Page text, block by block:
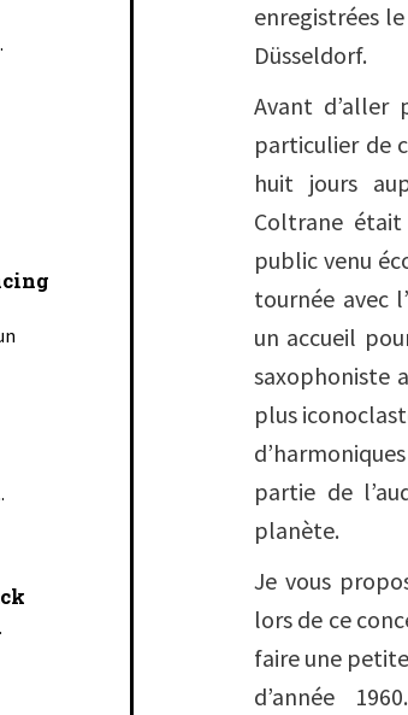
enregistrées
Düsseldorf.
Avant
particulier de
huit jours
Coltrane
public venu
tournée avec
un accueil
saxophoniste
plus
partie de
planète.
Je vous
lors de ce
faire une
d’année